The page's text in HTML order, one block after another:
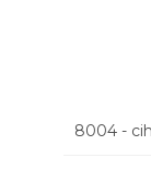
8004 -